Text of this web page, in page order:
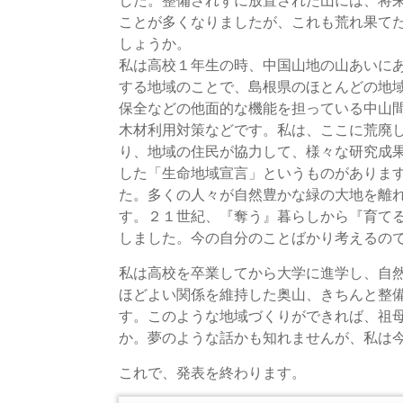
ことが多くなりましたが、これも荒れ果て
しょうか。
私は高校１年生の時、中国山地の山あいに
する地域のことで、島根県のほとんどの地
保全などの他面的な機能を担っている中山
木材利用対策などです。私は、ここに荒廃
り、地域の住民が協力して、様々な研究
した「生命地域宣言」というものがあり
た。多くの人々が自然豊かな緑の大地を離
す。２１世紀、『奪う』暮らしから『育て
しました。今の自分のことばかり考える
私は高校を卒業してから大学に進学し、自
ほどよい関係を維持した奥山、きちんと整
す。このような地域づくりができれば、祖
か。夢のような話かも知れませんが、私は
これで、発表を終わります。